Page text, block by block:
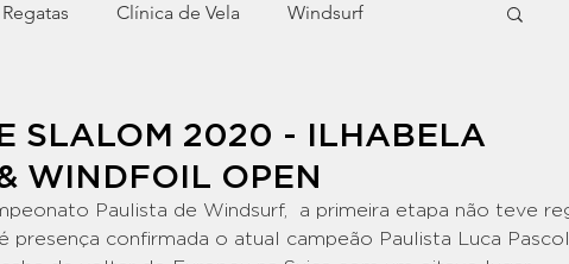
Regatas Clínica de Vela Windsurf
de Vela em Ilhabela Passeios e Charters
SLALOM 2020 - ILHABELA
WINDFOIL OPEN
Paulista de Windsurf,  a primeira etapa não teve
presença confirmada o atual campeão Paulista Luca